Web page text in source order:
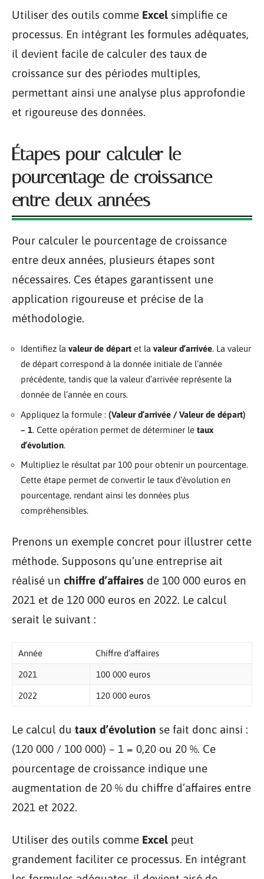
Utiliser des outils comme Excel simplifie ce
processus. En intégrant les formules adéquates,
il devient facile de calculer des taux de
croissance sur des périodes multiples,
permettant ainsi une analyse plus approfondie
et rigoureuse des données.
Étapes pour calculer le
pourcentage de croissance
entre deux années
Pour calculer le pourcentage de croissance
entre deux années, plusieurs étapes sont
nécessaires. Ces étapes garantissent une
application rigoureuse et précise de la
méthodologie.
Identifiez la valeur de départ et la valeur d’arrivée. La valeur
de départ correspond à la donnée initiale de l’année
précédente, tandis que la valeur d’arrivée représente la
donnée de l’année en cours.
Appliquez la formule : (Valeur d’arrivée / Valeur de départ)
– 1. Cette opération permet de déterminer le taux
d’évolution.
Multipliez le résultat par 100 pour obtenir un pourcentage.
Cette étape permet de convertir le taux d’évolution en
pourcentage, rendant ainsi les données plus
compréhensibles.
Prenons un exemple concret pour illustrer cette
méthode. Supposons qu’une entreprise ait
réalisé un chiffre d’affaires de 100 000 euros en
2021 et de 120 000 euros en 2022. Le calcul
serait le suivant :
Année Chiffre d’affaires
2021 100 000 euros
2022 120 000 euros
Le calcul du taux d’évolution se fait donc ainsi :
(120 000 / 100 000) – 1 = 0,20 ou 20 %. Ce
pourcentage de croissance indique une
augmentation de 20 % du chiffre d’affaires entre
2021 et 2022.
Utiliser des outils comme Excel peut
grandement faciliter ce processus. En intégrant